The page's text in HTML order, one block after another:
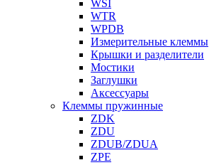
WSI
WTR
WPDB
Измерительные клеммы
Крышки и разделители
Мостики
Заглушки
Аксессуары
Клеммы пружинные
ZDK
ZDU
ZDUB/ZDUA
ZPE